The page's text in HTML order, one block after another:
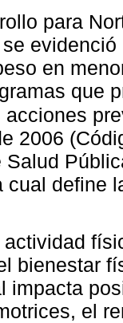
para
en
que
acciones
2006
Salud
cual define
bienestar
impacta
el